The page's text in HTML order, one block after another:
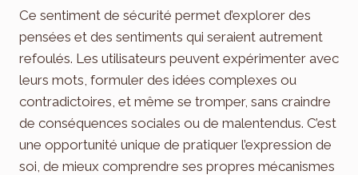
Ce sentiment de sécurité permet d’explorer des
pensées et des sentiments qui seraient autrement
refoulés. Les utilisateurs peuvent expérimenter avec
leurs mots, formuler des idées complexes ou
contradictoires, et même se tromper, sans craindre
de conséquences sociales ou de malentendus. C’est
une opportunité unique de pratiquer l’expression de
soi, de mieux comprendre ses propres mécanismes